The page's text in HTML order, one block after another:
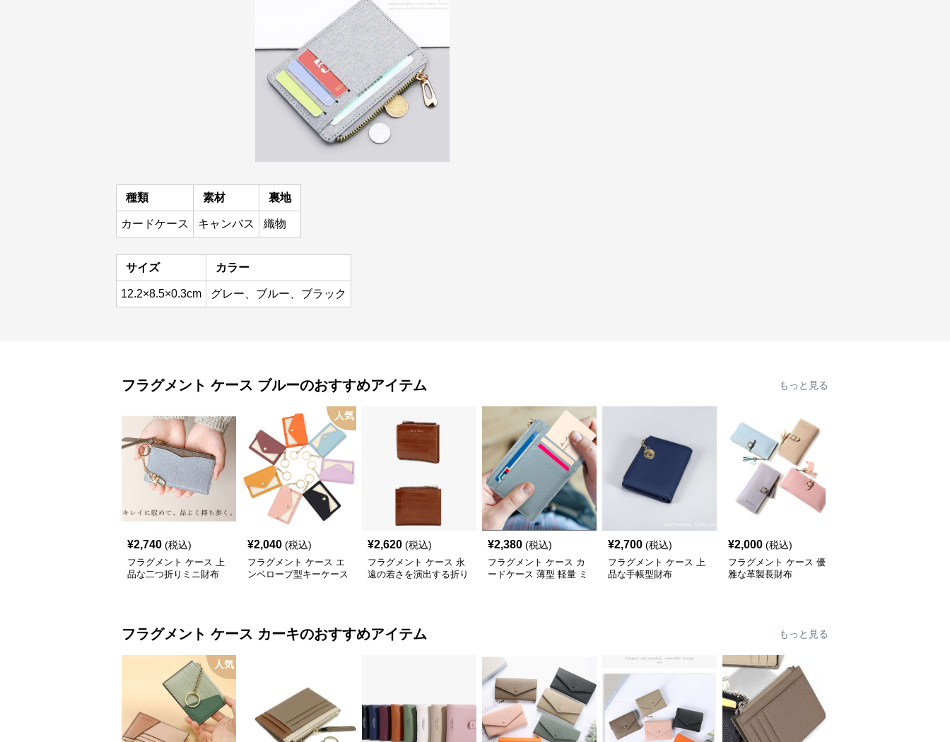
種類 素材 裏地
カードケース キャンバス 織物
サイズ カラー
12.2×8.5×0.3cm グレー、ブルー、ブラック
フラグメント ケース ブルーのおすすめアイテム もっと見る
¥2,740 (税込)
フラグメント ケース 上
品な二つ折りミニ財布
人気
¥2,040 (税込)
フラグメント ケース エ
ンベロープ型キーケース
¥2,620 (税込)
フラグメント ケース 永
遠の若さを演出する折り
¥2,380 (税込)
フラグメント ケース カ
ードケース 薄型 軽量 ミ
¥2,700 (税込)
フラグメント ケース 上
品な手帳型財布
¥2,000 (税込)
フラグメント ケース 優
雅な革製長財布
フラグメント ケース カーキのおすすめアイテム もっと見る
人気